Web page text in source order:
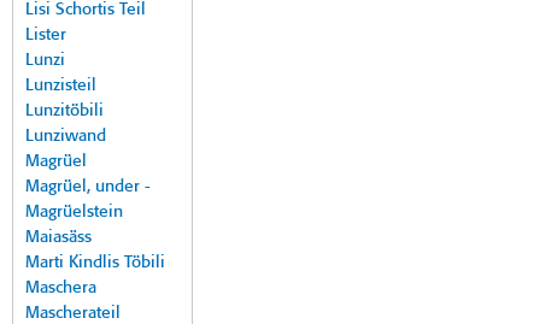
Lisi Schortis Teil
Lister
Lunzi
Lunzisteil
Lunzitöbili
Lunziwand
Magrüel
Magrüel, under -
Magrüelstein
Maiasäss
Marti Kindlis Töbili
Maschera
Mascherateil